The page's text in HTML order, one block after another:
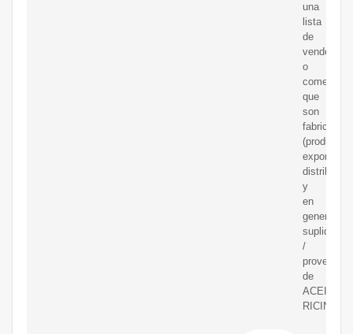
una
lista
de
o
que
son
fabricantes
y
en
general
suplidores
/
de
ACEITE
RICINO.